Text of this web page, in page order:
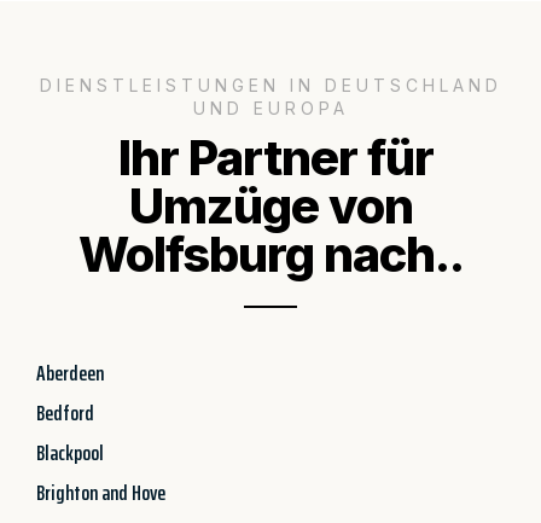
DIENSTLEISTUNGEN IN DEUTSCHLAND
UND EUROPA
Ihr Partner für
Umzüge von
Wolfsburg nach..
Aberdeen
Bedford
Blackpool
Brighton and Hove